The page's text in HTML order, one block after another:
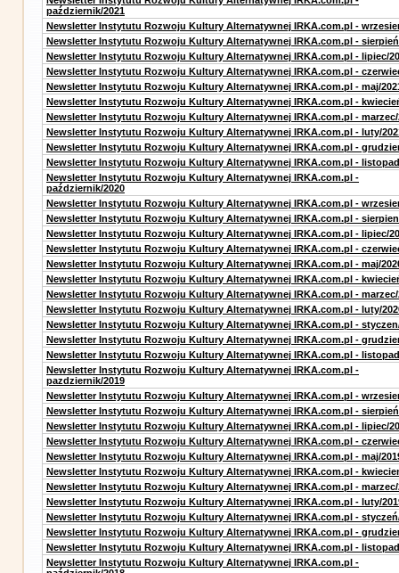
październik/2021
Newsletter Instytutu Rozwoju Kultury Alternatywnej IRKA.com.pl -
Newsletter Instytutu Rozwoju Kultury Alternatywnej IRKA.com.pl -
Newsletter Instytutu Rozwoju Kultury Alternatywnej IRKA.com.pl - lipiec/
Newsletter Instytutu Rozwoju Kultury Alternatywnej IRKA.com.pl -
Newsletter Instytutu Rozwoju Kultury Alternatywnej IRKA.com.pl - maj/
Newsletter Instytutu Rozwoju Kultury Alternatywnej IRKA.com.pl -
Newsletter Instytutu Rozwoju Kultury Alternatywnej IRKA.com.pl - marzec/
Newsletter Instytutu Rozwoju Kultury Alternatywnej IRKA.com.pl - luty/
Newsletter Instytutu Rozwoju Kultury Alternatywnej IRKA.com.pl -
Newsletter Instytutu Rozwoju Kultury Alternatywnej IRKA.com.pl -
Newsletter Instytutu Rozwoju Kultury Alternatywnej IRKA.com.pl -
październik/2020
Newsletter Instytutu Rozwoju Kultury Alternatywnej IRKA.com.pl -
Newsletter Instytutu Rozwoju Kultury Alternatywnej IRKA.com.pl -
Newsletter Instytutu Rozwoju Kultury Alternatywnej IRKA.com.pl - lipiec/
Newsletter Instytutu Rozwoju Kultury Alternatywnej IRKA.com.pl -
Newsletter Instytutu Rozwoju Kultury Alternatywnej IRKA.com.pl - maj/
Newsletter Instytutu Rozwoju Kultury Alternatywnej IRKA.com.pl -
Newsletter Instytutu Rozwoju Kultury Alternatywnej IRKA.com.pl - marzec/
Newsletter Instytutu Rozwoju Kultury Alternatywnej IRKA.com.pl - luty/
Newsletter Instytutu Rozwoju Kultury Alternatywnej IRKA.com.pl -
Newsletter Instytutu Rozwoju Kultury Alternatywnej IRKA.com.pl -
Newsletter Instytutu Rozwoju Kultury Alternatywnej IRKA.com.pl -
Newsletter Instytutu Rozwoju Kultury Alternatywnej IRKA.com.pl -
pazdziernik/2019
Newsletter Instytutu Rozwoju Kultury Alternatywnej IRKA.com.pl -
Newsletter Instytutu Rozwoju Kultury Alternatywnej IRKA.com.pl -
Newsletter Instytutu Rozwoju Kultury Alternatywnej IRKA.com.pl - lipiec/
Newsletter Instytutu Rozwoju Kultury Alternatywnej IRKA.com.pl -
Newsletter Instytutu Rozwoju Kultury Alternatywnej IRKA.com.pl - maj/
Newsletter Instytutu Rozwoju Kultury Alternatywnej IRKA.com.pl -
Newsletter Instytutu Rozwoju Kultury Alternatywnej IRKA.com.pl - marzec/
Newsletter Instytutu Rozwoju Kultury Alternatywnej IRKA.com.pl - luty/
Newsletter Instytutu Rozwoju Kultury Alternatywnej IRKA.com.pl -
Newsletter Instytutu Rozwoju Kultury Alternatywnej IRKA.com.pl -
Newsletter Instytutu Rozwoju Kultury Alternatywnej IRKA.com.pl -
Newsletter Instytutu Rozwoju Kultury Alternatywnej IRKA.com.pl -